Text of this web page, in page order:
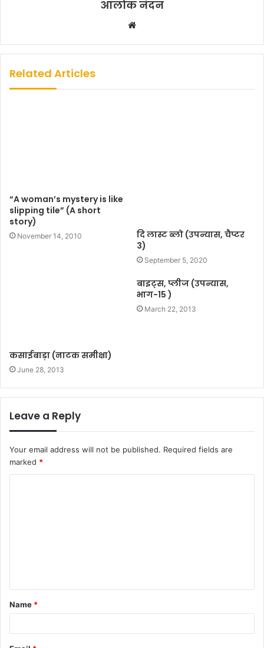
आलोक नंदन
b
Related Articles
“A woman’s mystery is like
slipping tile” (A short
story)
November 14, 2010
दि लास्ट ब्लो (उपन्यास, चैप्टर
3)
September 5, 2020
कसाईबाड़ा (नाटक समीक्षा)
June 28, 2013
बाइट्स, प्लीज (उपन्यास,
भाग-15 )
March 22, 2013
Leave a Reply
Your email address will not be published. Required fields are
marked *
t
*
Name *